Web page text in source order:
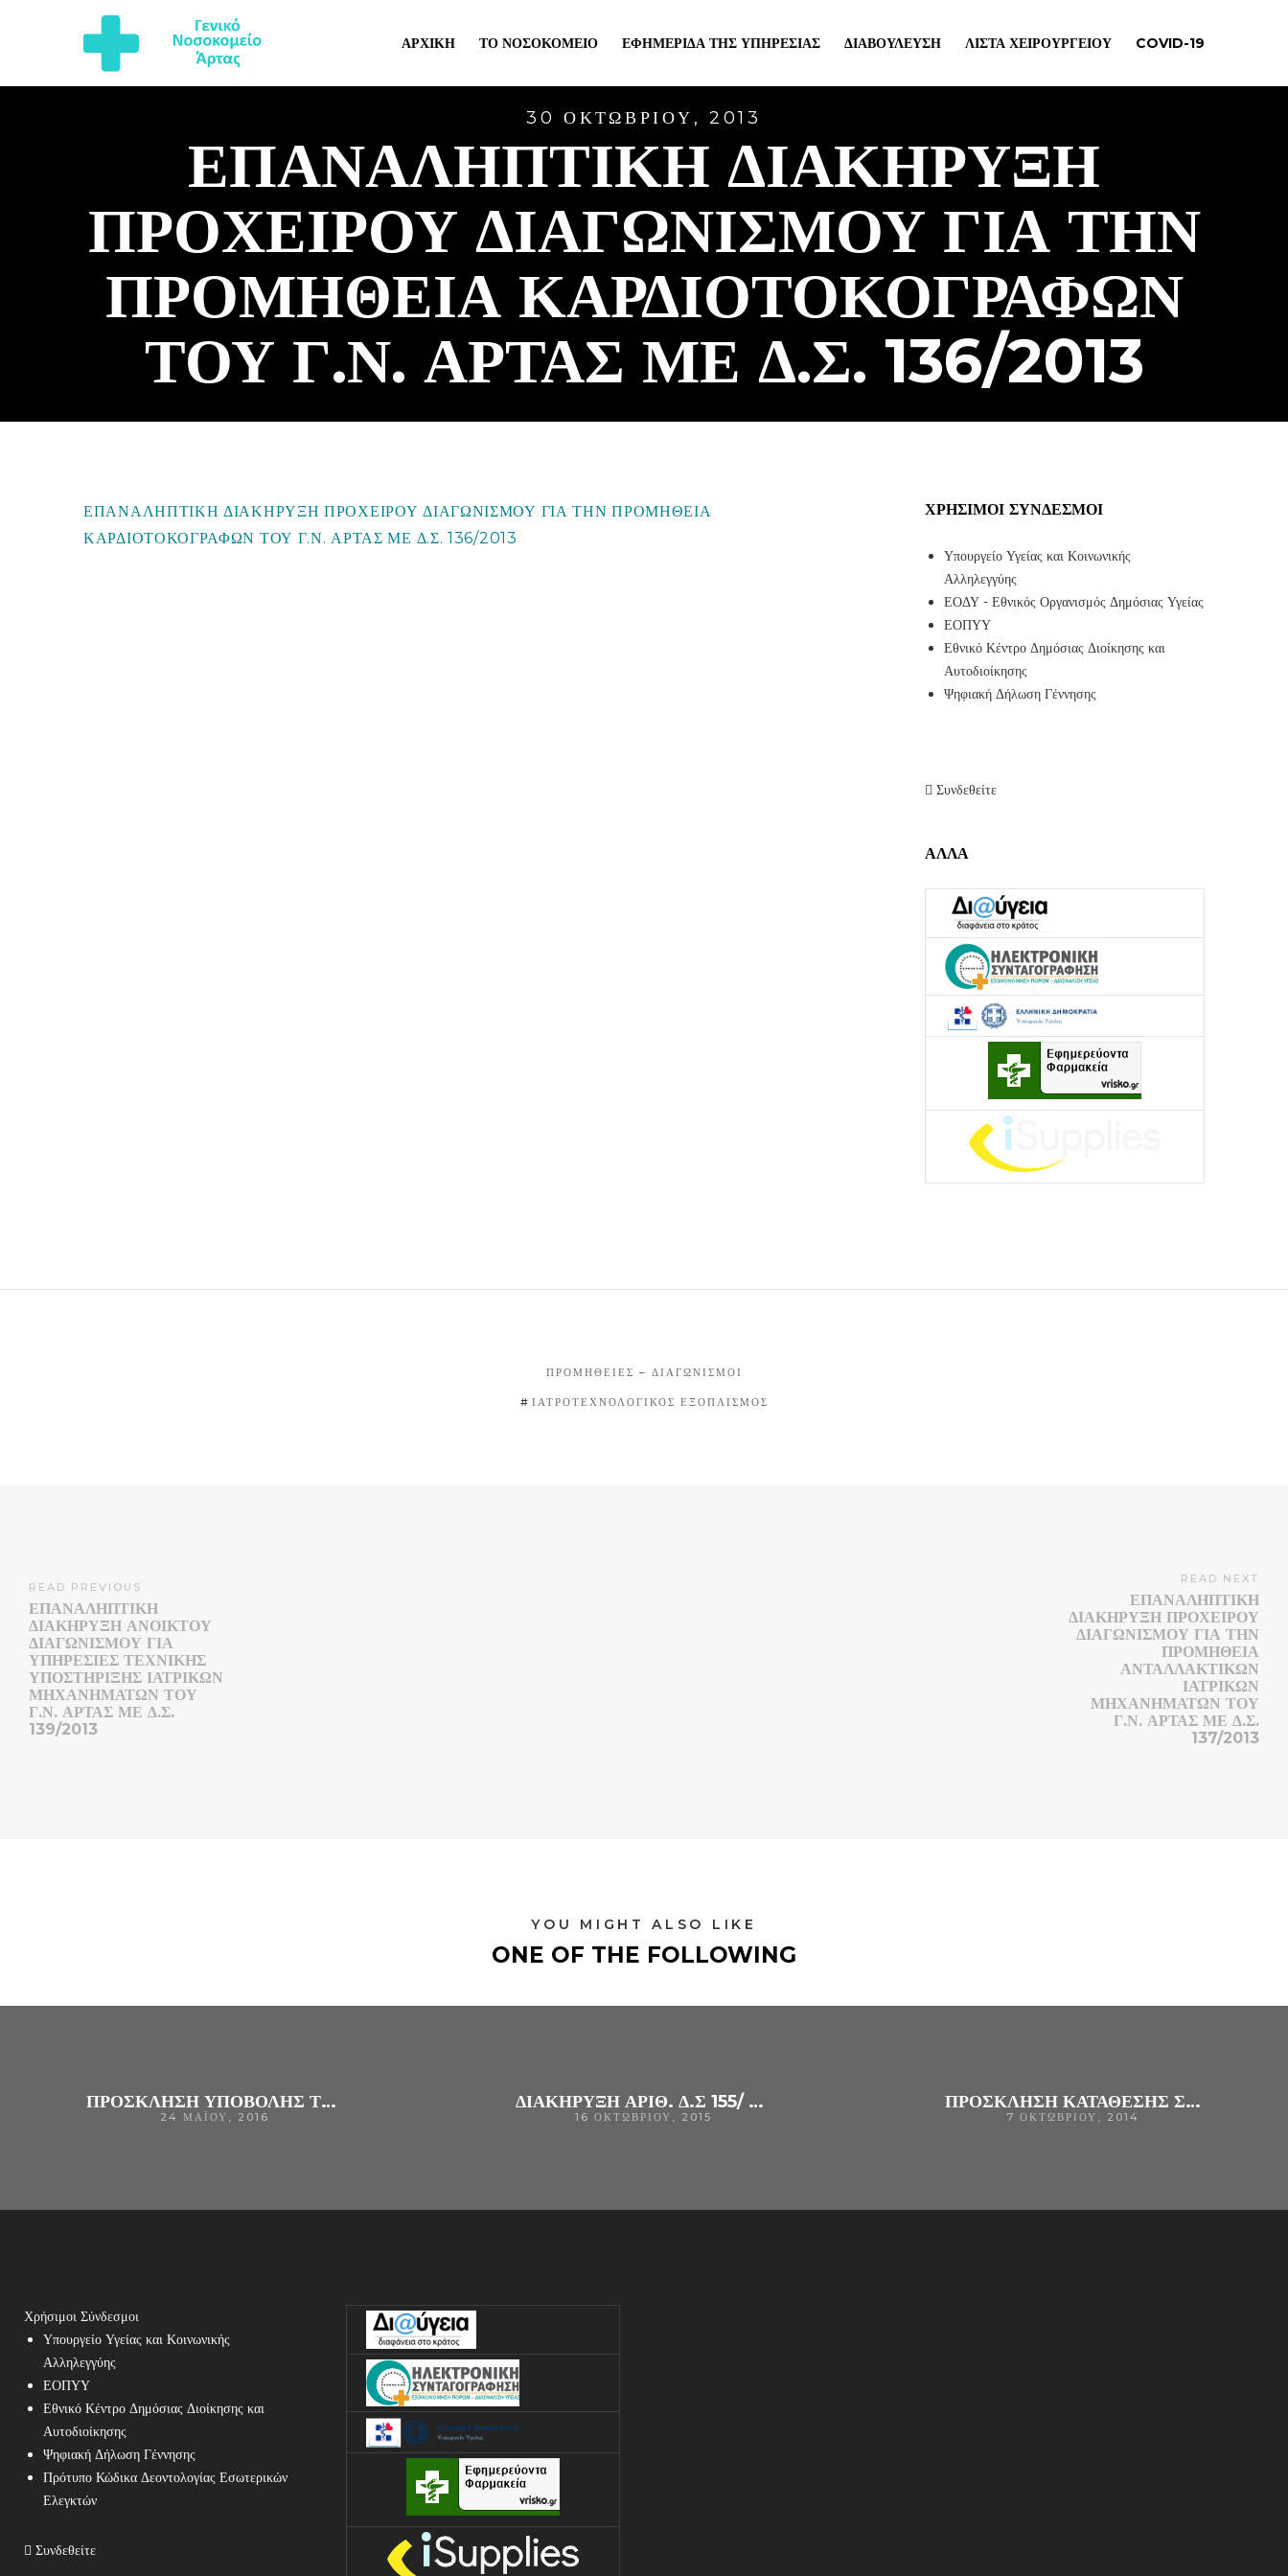
ΑΡΧΙΚΉ ΤΟ ΝΟΣΟΚΟΜΕΊΟ ΕΦΗΜΕΡΊΔΑ ΤΗΣ ΥΠΗΡΕΣΊΑΣ ΔΙΑΒΟΎΛΕΥΣΗ ΛΊΣΤΑ ΧΕΙΡΟΥΡΓΕΊΟΥ COVID-19
30 ΟΚΤΩΒΡΊΟΥ, 2013
ΕΠΑΝΑΛΗΠΤΙΚΗ ΔΙΑΚΗΡΥΞΗ
ΠΡΟΧΕΙΡΟΥ ΔΙΑΓΩΝΙΣΜΟΥ ΓΙΑ ΤΗΝ
ΠΡΟΜΗΘΕΙΑ ΚΑΡΔΙΟΤΟΚΟΓΡΑΦΩΝ
ΤΟΥ Γ.Ν. ΑΡΤΑΣ ΜΕ Δ.Σ. 136/2013
ΕΠΑΝΑΛΗΠΤΙΚΗ ΔΙΑΚΗΡΥΞΗ ΠΡΟΧΕΙΡΟΥ ΔΙΑΓΩΝΙΣΜΟΥ ΓΙΑ ΤΗΝ ΠΡΟΜΗΘΕΙΑ
ΚΑΡΔΙΟΤΟΚΟΓΡΑΦΩΝ ΤΟΥ Γ.Ν. ΑΡΤΑΣ ΜΕ Δ.Σ. 136/2013
ΧΡΉΣΙΜΟΙ ΣΎΝΔΕΣΜΟΙ
Υπουργείο Υγείας και Κοινωνικής
Αλληλεγγύης
ΕΟΔΥ - Εθνικός Οργανισμός Δημόσιας Υγείας
ΕΟΠΥΥ
Εθνικό Κέντρο Δημόσιας Διοίκησης και
Αυτοδιοίκησης
Ψηφιακή Δήλωση Γέννησης
Συνδεθείτε
ΑΛΛΑ
ΠΡΟΜΉΘΕΙΕΣ – ΔΙΑΓΩΝΙΣΜΟΊ
ΙΑΤΡΟΤΕΧΝΟΛΟΓΙΚΌΣ ΕΞΟΠΛΙΣΜΌΣ
READ PREVIOUS
ΕΠΑΝΑΛΗΠΤΙΚΗ
ΔΙΑΚΗΡΥΞΗ ΑΝΟΙΚΤΟΥ
ΔΙΑΓΩΝΙΣΜΟΥ ΓΙΑ
ΥΠΗΡΕΣΙΕΣ ΤΕΧΝΙΚΗΣ
ΥΠΟΣΤΗΡΙΞΗΣ ΙΑΤΡΙΚΩΝ
ΜΗΧΑΝΗΜΑΤΩΝ ΤΟΥ
Γ.Ν. ΑΡΤΑΣ ΜΕ Δ.Σ.
139/2013
READ NEXT
ΕΠΑΝΑΛΗΠΤΙΚΗ
ΔΙΑΚΗΡΥΞΗ ΠΡΟΧΕΙΡΟΥ
ΔΙΑΓΩΝΙΣΜΟΥ ΓΙΑ ΤΗΝ
ΠΡΟΜΗΘΕΙΑ
ΑΝΤΑΛΛΑΚΤΙΚΩΝ
ΙΑΤΡΙΚΩΝ
ΜΗΧΑΝΗΜΑΤΩΝ ΤΟΥ
Γ.Ν. ΑΡΤΑΣ ΜΕ Δ.Σ.
137/2013
YOU MIGHT ALSO LIKE
ONE OF THE FOLLOWING
ΠΡΟΣΚΛΗΣΗ ΥΠΟΒΟΛΗΣ ΤΕΧΝΙΚΩΝ ΠΡΟΔΙΑΓΡΑΦΩΝ ΓΙΑ ΤΗΝ ΠΡΟΜΗΘΕΙΑ :”ENOΣ ΑΞΟΝΙΚΟΥ ΤΟΜΟΓΡΑΦΟΥ ΔΕΚΑΕΞΙ ΤΟΜΩΝ (CPV 33115000-9)”ΓΙΑ ΤΙΣ ΑΝΑΓΚΕΣ ΤΟΥ ΓΝ ΑΡΤΑΣ
24 ΜΑΪ́ΟΥ, 2016
ΔΙΑΚΗΡΥΞΗ ΑΡΙΘ. Δ.Σ 155/ 2015 ΑΝΟΙΚΤΟΥ ΠΡΟΧΕΙΡΟΥ ΜΕΙΟΔΟΤΙΚΟΥ ΔΙΑΓΩΝΙΣΜΟΥ ΓΙΑ ΤΗΝ ΠΡΟΜΉΘΕΙΑ : ΜΙΑΣ (1) ΣΥΣΚΕΥΗΣ ΔΙΑΓΝΩΣΤΙΚΗΣ ΜΕ ΥΠΕΡΗΧΟΥΣ (ΓΥΝΑΙΚΟΛΟΓΙΚΟΣ ΥΠΕΡΗΧΟΣ)
16 ΟΚΤΩΒΡΊΟΥ, 2015
ΠΡΟΣΚΛΗΣΗ ΚΑΤΑΘΕΣΗΣ ΣΦΡΑΓΙΣΜΕΝΩΝ ΠΡΟΣΦΟΡΩΝ ΓΙΑ ΤΗΝ ΠΡΟΜΗΘΕΙΑ Α)ΔΥΟ ΤΡΟΧΗΛΑΤΑ ΕΠΕΙΓΟΝΤΩΝ ΠΕΡΙΣΤΑΤΙΚΩΝΒ)ΔΥΟ ΣΤΗΘΟΣΚΟΠΙΑ ΕΝΗΛΙΚΩΝ ΚΑΙ ΔΥΟ ΣΤΗΘΟΣΚΟΠΙΑ ΝΕΟΓΝΩΝΓ)ΔΥΟ ΛΑΡΥΓΓΟΣΚΟΠΙΑ ΓΙΑ ΤΟ Γ.Ν.ΑΡΤΑΣ
7 ΟΚΤΩΒΡΊΟΥ, 2014
Χρήσιμοι Σύνδεσμοι
Υπουργείο Υγείας και Κοινωνικής
Αλληλεγγύης
ΕΟΠΥΥ
Εθνικό Κέντρο Δημόσιας Διοίκησης και
Αυτοδιοίκησης
Ψηφιακή Δήλωση Γέννησης
Πρότυπο Κώδικα Δεοντολογίας Εσωτερικών
Ελεγκτών
Συνδεθείτε